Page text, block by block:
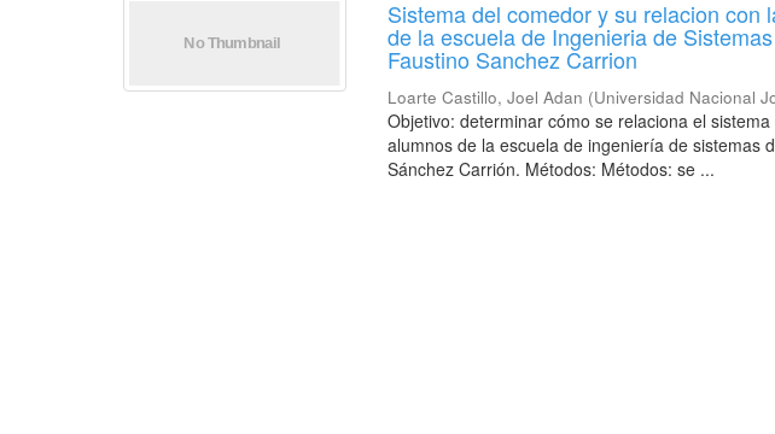
Sistema del comedor y su relacion
de la escuela de Ingenieria de
Faustino Sanchez Carrion
Loarte Castillo, Joel Adan (Universidad Nacional
Objetivo: determinar cómo se relaciona el
alumnos de la escuela de ingeniería de sistemas
Sánchez Carrión. Métodos: Métodos: se ...